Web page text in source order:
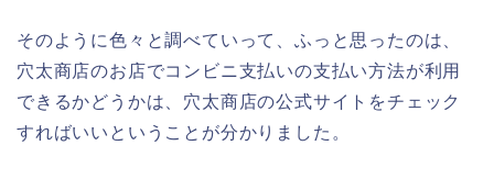
そのように色々と調べていって、ふっと思ったのは、
穴太商店のお店でコンビニ支払いの支払い方法が利用
できるかどうかは、穴太商店の公式サイトをチェック
すればいいということが分かりました。